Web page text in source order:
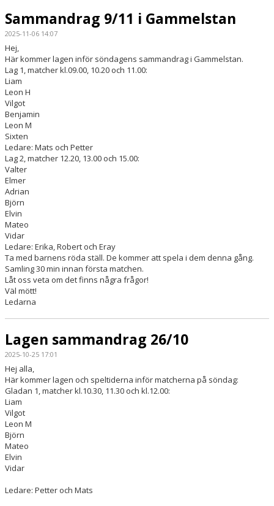
Sammandrag 9/11 i Gammelstan
2025-11-06 14:07
Hej,
Här kommer lagen inför söndagens sammandrag i Gammelstan.
Lag 1, matcher kl.09.00, 10.20 och 11.00:
Liam
Leon H
Vilgot
Benjamin
Leon M
Sixten
Ledare: Mats och Petter
Lag 2, matcher 12.20, 13.00 och 15.00:
Valter
Elmer
Adrian
Björn
Elvin
Mateo
Vidar
Ledare: Erika, Robert och Eray
Ta med barnens röda ställ. De kommer att spela i dem denna gång.
Samling 30 min innan första matchen.
Låt oss veta om det finns några frågor!
Väl mött!
Ledarna
Lagen sammandrag 26/10
2025-10-25 17:01
Hej alla,
Här kommer lagen och speltiderna inför matcherna på söndag:
Gladan 1, matcher kl.10.30, 11.30 och kl.12.00:
Liam
Vilgot
Leon M
Björn
Mateo
Elvin
Vidar
Ledare: Petter och Mats